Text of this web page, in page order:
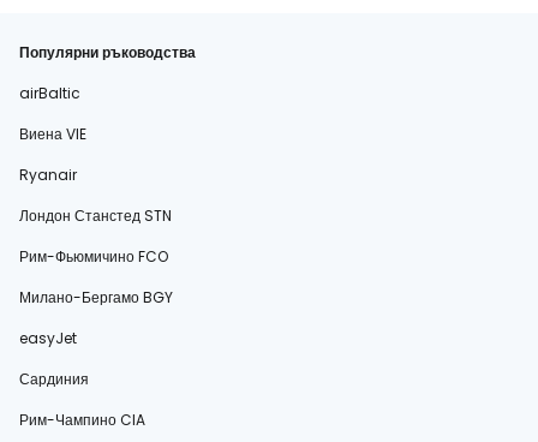
Популярни ръководства
airBaltic
Виена VIE
Ryanair
Лондон Станстед STN
Рим-Фьюмичино FCO
Милано-Бергамо BGY
easyJet
Сардиния
Рим-Чампино CIA